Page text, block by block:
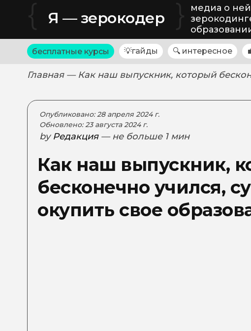
{ Я — зерокодер }
медиа о
бесплатные курсы 💡гайды 🔍 интересное
Главная — Как наш выпускник, который
Опубликовано: 28 апреля 2024 г.
Обновлено: 23 августа 2024 г.
byРедакция — не больше 1 мин
Как наш выпускник,
бесконечно учился,
окупить свое